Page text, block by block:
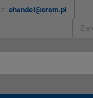
ehandel@erem.pl